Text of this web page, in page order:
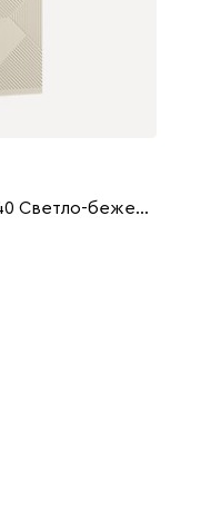
Распашной шкаф Шелтон 3-137x240 Светло-бежевый